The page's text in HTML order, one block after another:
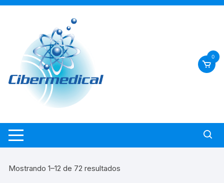
Saltar
0
Mostrando 1–12 de 72 resultados